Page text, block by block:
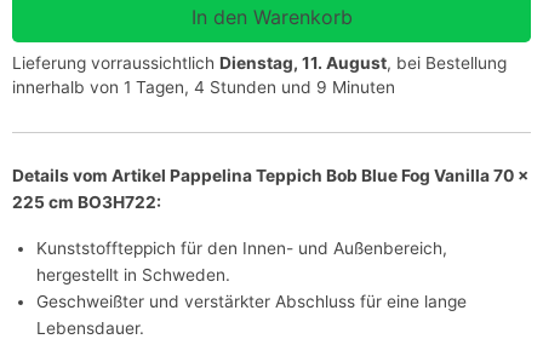
Lieferung vorraussichtlich Dienstag, 11. August, bei Bestellung
innerhalb von 1 Tagen, 4 Stunden und 9 Minuten
Details vom Artikel Pappelina Teppich Bob Blue Fog Vanilla 70 x
225 cm BO3H722:
Kunststoffteppich für den Innen- und Außenbereich,
hergestellt in Schweden.
Geschweißter und verstärkter Abschluss für eine lange
Lebensdauer.